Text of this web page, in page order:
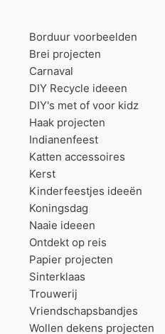
Borduur voorbeelden
Brei projecten
Carnaval
DIY Recycle ideeen
DIY's met of voor kidz
Haak projecten
Indianenfeest
Katten accessoires
Kerst
Kinderfeestjes ideeën
Koningsdag
Naaie ideeen
Ontdekt op reis
Papier projecten
Sinterklaas
Trouwerij
Vriendschapsbandjes
Wollen dekens projecten